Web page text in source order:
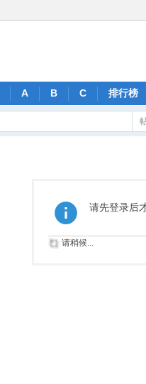
A B C 排行榜
请先登录后
请稍候...